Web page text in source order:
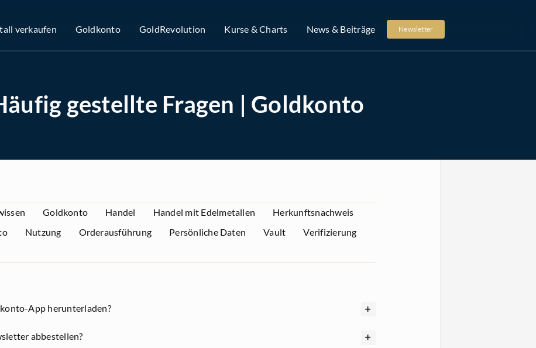
verkaufen Goldkonto GoldRevolution Kurse & Charts News & Beiträge Newsletter
gestellte Fragen | Goldkonto
Goldkonto Handel Handel mit Edelmetallen
Herkunftsnachweis
Nutzung Orderausführung Persönliche Daten Vault
Verifizierung
App herunterladen?
abbestellen?